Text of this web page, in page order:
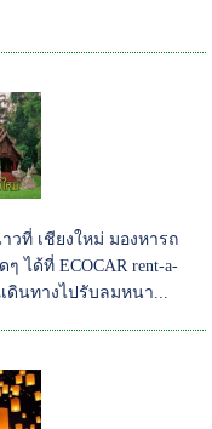
วที่ เชียงใหม่ มองหารถ
ได้ที่ ECOCAR rent-a-
ดินทางไปรับลมหนา...